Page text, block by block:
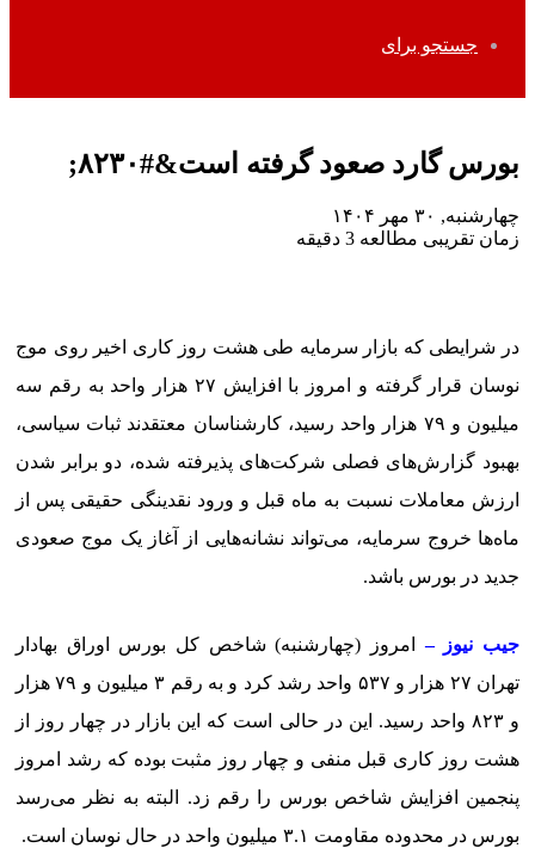
جستجو برای
بورس گارد صعود گرفته است&#۸۲۳۰;
چهارشنبه, ۳۰ مهر ۱۴۰۴
زمان تقریبی مطالعه 3 دقیقه
در شرایطی که بازار سرمایه طی هشت روز کاری اخیر روی موج
نوسان قرار گرفته و امروز با افزایش ۲۷ هزار واحد به رقم سه
میلیون و ۷۹ هزار واحد رسید، کارشناسان معتقدند ثبات سیاسی،
بهبود گزارش‌های فصلی شرکت‌های پذیرفته شده، دو برابر شدن
ارزش معاملات نسبت به ماه قبل و ورود نقدینگی حقیقی پس از
ماه‌ها خروج سرمایه، می‌تواند نشانه‌هایی از آغاز یک موج صعودی
جدید در بورس باشد.
جیب نیوز –
امروز (چهارشنبه) شاخص کل بورس اوراق بهادار
تهران ۲۷ هزار و ۵۳۷ واحد رشد کرد و به رقم ۳ میلیون و ۷۹ هزار
و ۸۲۳ واحد رسید. این در حالی است که این بازار در چهار روز از
هشت روز کاری قبل منفی و چهار روز مثبت بوده که رشد امروز
پنجمین افزایش شاخص بورس را رقم زد. البته به نظر می‌رسد
بورس در محدوده مقاومت ۳.۱ میلیون واحد در حال نوسان است.